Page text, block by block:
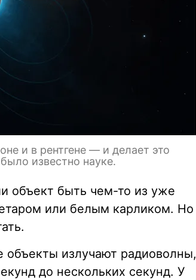
и в рентгене — и делает это
известно науке.
объект быть чем-то из уже
или белым карликом. Но
излучают радиоволны,
до нескольких секунд. У